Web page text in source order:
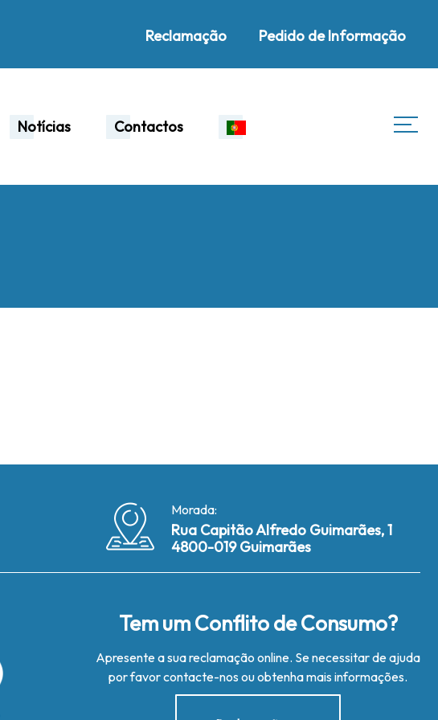
Reclamação Pedido de Informação
Notícias Contactos
Morada:
Rua Capitão Alfredo Guimarães, 1
4800-019 Guimarães
Tem um Conflito de Consumo?
Apresente a sua reclamação online. Se necessitar de ajuda
por favor contacte-nos ou obtenha mais informações.